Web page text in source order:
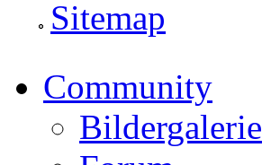
Sitemap
Community
Bildergalerie